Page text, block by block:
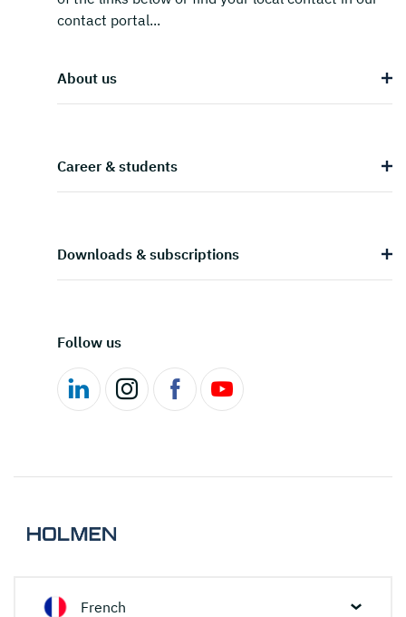
contact portal...
About us
Career & students
Downloads & subscriptions
Follow us
French